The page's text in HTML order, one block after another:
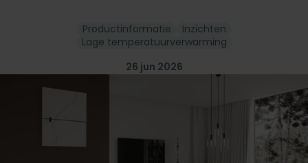
Productinformatie
Inzichten
Lage temperatuurverwarming
26 jun 2026